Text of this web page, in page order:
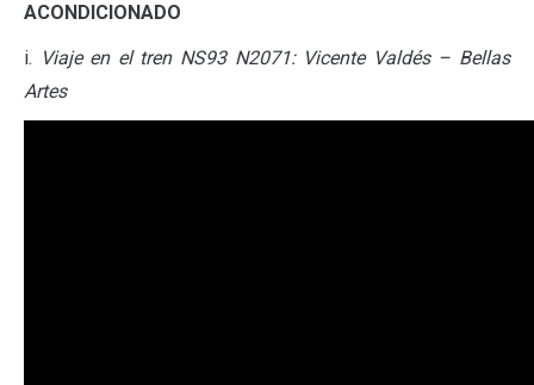
ACONDICIONADO
i. Viaje en el tren NS93 N2071: Vicente Valdés – Bellas
Artes